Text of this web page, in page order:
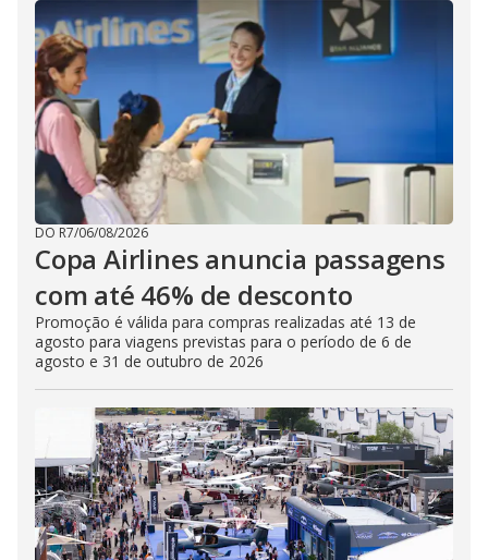
DO R7/06/08/2026
Copa Airlines anuncia passagens
com até 46% de desconto
Promoção é válida para compras realizadas até 13 de
agosto para viagens previstas para o período de 6 de
agosto e 31 de outubro de 2026